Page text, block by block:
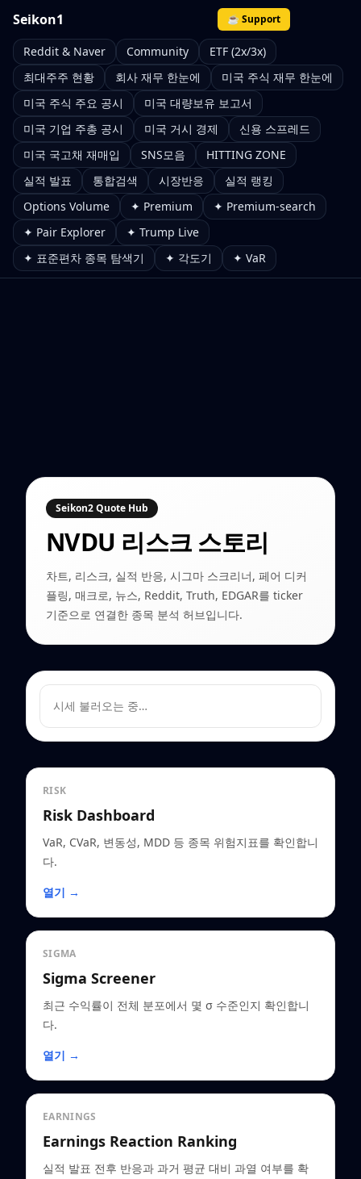
Seikon1 ☕ Support
Reddit & Naver Community
ETF (2x/3x)
최대주주 현황
회사 재무 한눈에
미국 주식 재무 한눈에
미국 주식 주요 공시
미국 대량보유 보고서
미국 기업 주총 공시
미국 거시 경제
신용 스프레드
미국 국고채 재매입
SNS모음
HITTING ZONE
실적 발표
통합검색 시장반응
실적 랭킹
Options Volume
✦ Premium
✦ Premium-search
✦ Pair Explorer
✦ Trump Live
✦ 표준편차 종목 탐색기
✦ 각도기 ✦ VaR
Seikon2 Quote Hub
NVDU 리스크 스토리
차트, 리스크, 실적 반응, 시그마 스크리너, 페어 디커
플링, 매크로, 뉴스, Reddit, Truth, EDGAR를 ticker
기준으로 연결한 종목 분석 허브입니다.
시세 불러오는 중…
RISK
Risk Dashboard
VaR, CVaR, 변동성, MDD 등 종목 위험지표를 확인합니
다.
열기 →
SIGMA
Sigma Screener
최근 수익률이 전체 분포에서 몇 σ 수준인지 확인합니
다.
열기 →
EARNINGS
Earnings Reaction Ranking
실적 발표 전후 반응과 과거 평균 대비 과열 여부를 확